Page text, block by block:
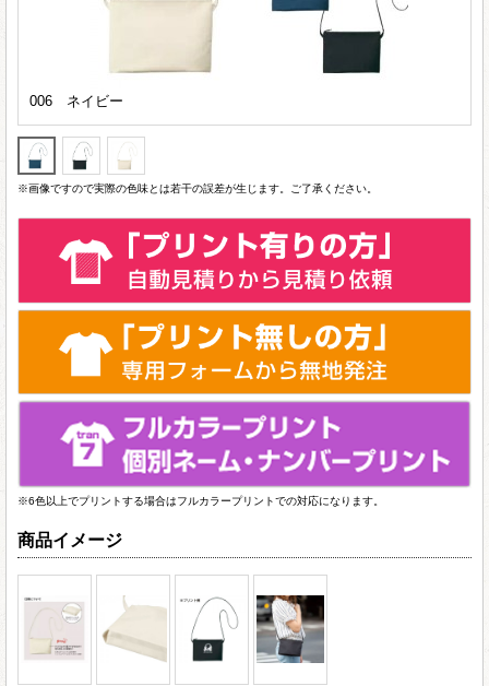
006 ネイビー
※画像ですので実際の色味とは若干の誤差が生じます。ご了承ください。
※6色以上でプリントする場合はフルカラープリントでの対応になります。
商品イメージ